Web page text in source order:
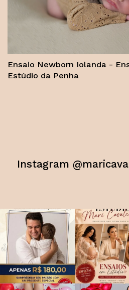
Ensaio Newborn Iolanda -
Estúdio da Penha
Instagram